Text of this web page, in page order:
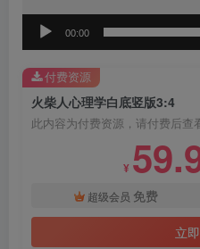
00:00
火柴人心理学白底竖版3:4
此内容为付费资源，请付费后查
¥
超级会员 免费
立
付费资源